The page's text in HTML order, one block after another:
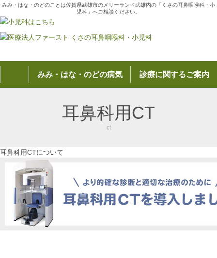
みみ・はな・のどのことは佐賀県武雄市のメリーランド武雄内の「くさの耳鼻咽喉科・小
児科」へご相談ください。
みみ・はな・のどの病気 診療に関するご案内
耳鼻科用CT
ct
耳鼻科用CTについて